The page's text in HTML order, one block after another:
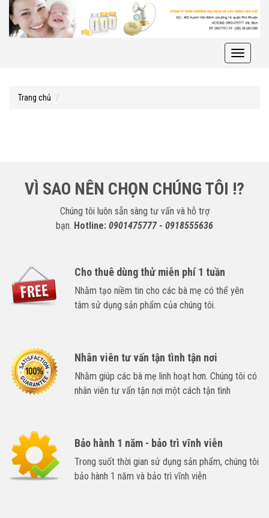
Toggle
Trang chủ
VÌ SAO NÊN CHỌN CHÚNG TÔI !?
Chúng tôi luôn sẵn sàng tư vấn và hỗ trợ
bạn. Hotline: 0901475777 - 0918555636
Cho thuê dùng thử miễn phí 1 tuần
Nhằm tạo niềm tin cho các bà mẹ có thể yên
tâm sử dụng sản phẩm của chúng tôi.
Nhân viên tư vấn tận tình tận nơi
Nhằm giúp các bà mẹ linh hoạt hơn. Chúng tôi có
nhân viên tư vấn tận nơi một cách tận tình
Bảo hành 1 năm - bảo trì vĩnh viễn
Trong suốt thời gian sử dụng sản phẩm, chúng tôi
bảo hành 1 năm và bảo trì vĩnh viễn